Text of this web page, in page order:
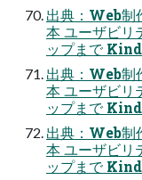
出典：Web制
本 ユーザビリ
ップまで
出典：Web制
本 ユーザビリ
ップまで
出典：Web制
本 ユーザビリ
ップまで